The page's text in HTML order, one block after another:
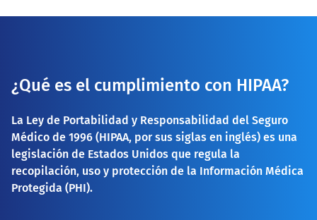
¿Qué es el cumplimiento con HIPAA?
La Ley de Portabilidad y Responsabilidad del Seguro
Médico de 1996 (HIPAA, por sus siglas en inglés) es una
legislación de Estados Unidos que regula la
recopilación, uso y protección de la Información Médica
Protegida (PHI).